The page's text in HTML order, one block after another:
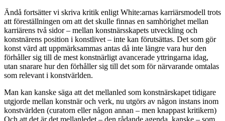
Ändå fortsätter vi skriva kritik enligt White:arnas karriärsmodell trots
att föreställningen om att det skulle finnas en samhörighet mellan
karriärens två sidor – mellan konstnärsskapets utveckling och
konstnärens position i konstlivet – inte kan förutsättas. Det som gör
konst värd att uppmärksammas antas då inte längre vara hur den
förhåller sig till de mest konstnärligt avancerade yttringarna idag,
utan snarare hur den förhåller sig till det som för närvarande omtalas
som relevant i konstvärlden.
Man kan kanske säga att det mellanled som konstnärskapet tidigare
utgjorde mellan konstnär och verk, nu utgörs av någon instans inom
konstvärlden (curatorn eller någon annan – men knappast kritikern)
Och att det är det mellanledet – den rådande agenda, kanske – som